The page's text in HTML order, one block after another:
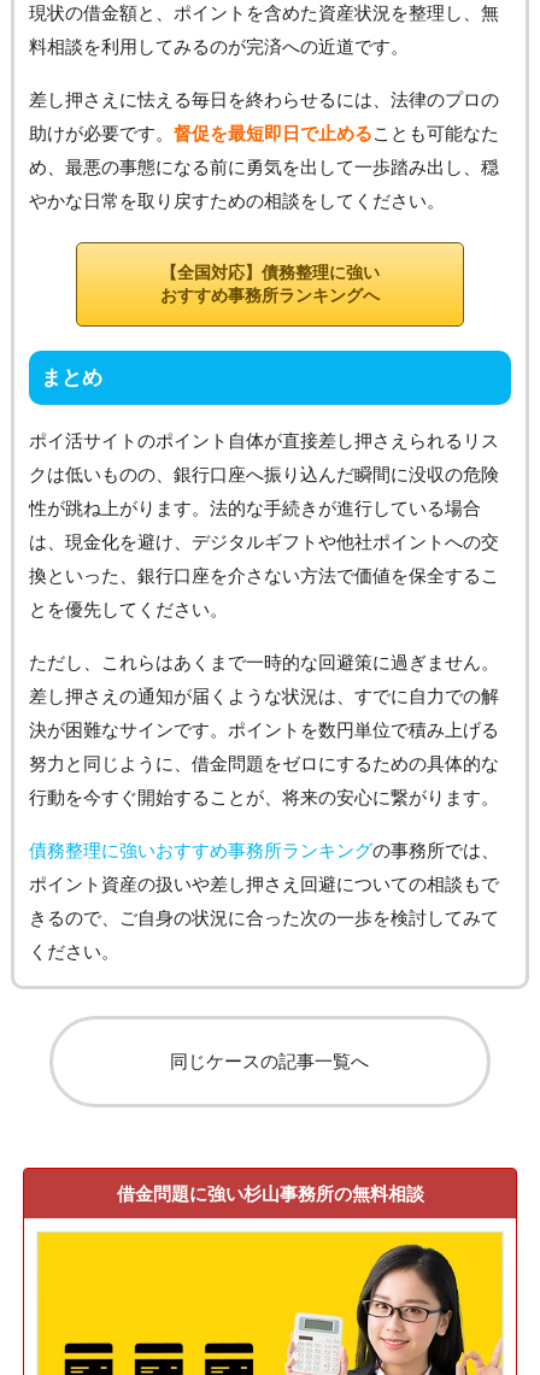
現状の借金額と、ポイントを含めた資産状況を整理し、無
料相談を利用してみるのが完済への近道です。
差し押さえに怯える毎日を終わらせるには、法律のプロの
助けが必要です。 督促を最短即日で止めることも可能なた
め、最悪の事態になる前に勇気を出して一歩踏み出し、穏
やかな日常を取り戻すための相談をしてください。
【全国対応】債務整理に強い
おすすめ事務所ランキングへ
まとめ
ポイ活サイトのポイント自体が直接差し押さえられるリス
クは低いものの、銀行口座へ振り込んだ瞬間に没収の危険
性が跳ね上がります。法的な手続きが進行している場合
は、現金化を避け、デジタルギフトや他社ポイントへの交
換といった、銀行口座を介さない方法で価値を保全するこ
とを優先してください。
ただし、これらはあくまで一時的な回避策に過ぎません。
差し押さえの通知が届くような状況は、すでに自力での解
決が困難なサインです。ポイントを数円単位で積み上げる
努力と同じように、借金問題をゼロにするための具体的な
行動を今すぐ開始することが、将来の安心に繋がります。
債務整理に強いおすすめ事務所ランキングの事務所では、
ポイント資産の扱いや差し押さえ回避についての相談もで
きるので、ご自身の状況に合った次の一歩を検討してみて
ください。
同じケースの記事一覧へ
借金問題に強い杉山事務所の無料相談